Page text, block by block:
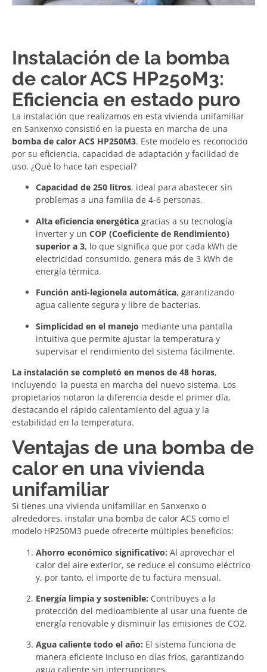
Instalación de la bomba
de calor ACS HP250M3:
Eficiencia en estado puro
La instalación que realizamos en esta vivienda unifamiliar
en Sanxenxo consistió en la puesta en marcha de una
bomba de calor ACS HP250M3. Este modelo es reconocido
por su eficiencia, capacidad de adaptación y facilidad de
uso. ¿Qué lo hace tan especial?
Capacidad de 250 litros, ideal para abastecer sin
problemas a una familia de 4-6 personas.
Alta eficiencia energética gracias a su tecnología
inverter y un COP (Coeficiente de Rendimiento)
superior a 3, lo que significa que por cada kWh de
electricidad consumido, genera más de 3 kWh de
energía térmica.
Función anti-legionela automática, garantizando
agua caliente segura y libre de bacterias.
Simplicidad en el manejo mediante una pantalla
intuitiva que permite ajustar la temperatura y
supervisar el rendimiento del sistema fácilmente.
La instalación se completó en menos de 48 horas,
incluyendo la puesta en marcha del nuevo sistema. Los
propietarios notaron la diferencia desde el primer día,
destacando el rápido calentamiento del agua y la
estabilidad en la temperatura.
Ventajas de una bomba de
calor en una vivienda
unifamiliar
Si tienes una vivienda unifamiliar en Sanxenxo o
alrededores, instalar una bomba de calor ACS como el
modelo HP250M3 puede ofrecerte múltiples beneficios:
Ahorro económico significativo: Al aprovechar el
calor del aire exterior, se reduce el consumo eléctrico
y, por tanto, el importe de tu factura mensual.
Energía limpia y sostenible: Contribuyes a la
protección del medioambiente al usar una fuente de
energía renovable y disminuir las emisiones de CO2.
Agua caliente todo el año: El sistema funciona de
manera eficiente incluso en días fríos, garantizando
agua caliente sin interrupciones.